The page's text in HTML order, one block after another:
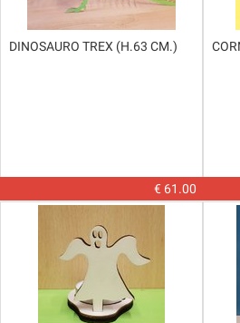
DINOSAURO TREX (H.63 CM.)
€ 61.00